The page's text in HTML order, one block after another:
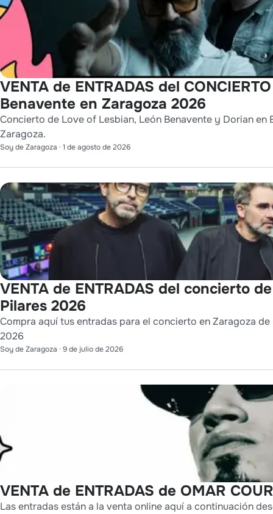
VENTA de ENTRADAS del
Benavente en Zaragoza 2026
Concierto de Love of Lesbian, León Benavente y Dorian
Zaragoza.
Soy de Zaragoza · 1 de agosto de 2026
VENTA de ENTRADAS del concierto
Pilares 2026
Compra aquí tus entradas para el concierto en Zaragoza
2026
Soy de Zaragoza · 9 de julio de 2026
VENTA de ENTRADAS de OMAR
Las entradas están a la venta online aquí a continuación